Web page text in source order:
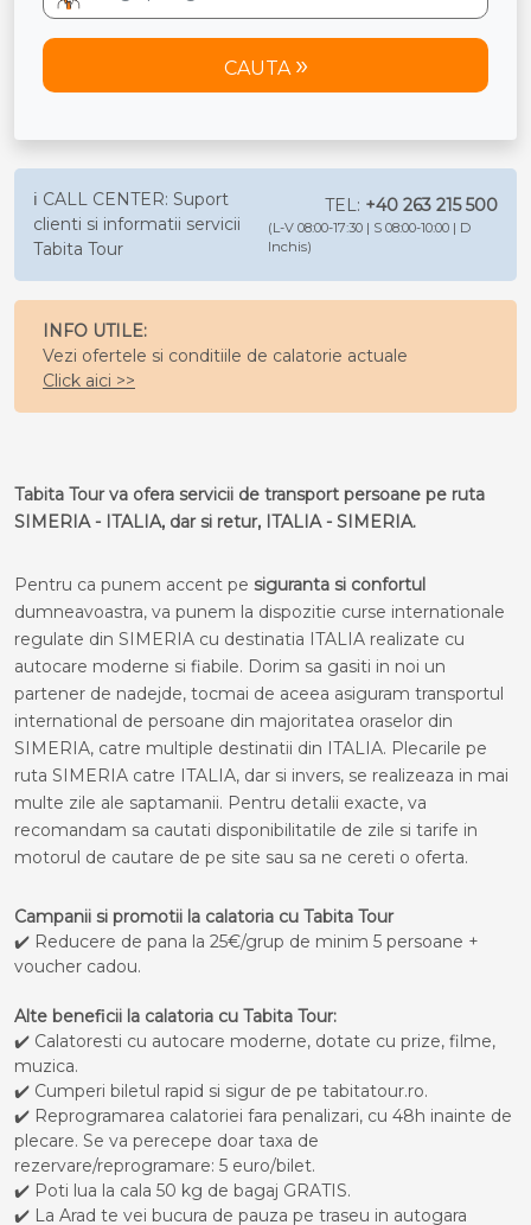
CAUTA
ℹ️ CALL CENTER: Suport
clienti si informatii servicii
Tabita Tour
TEL: +40 263 215 500
(L-V 08:00-17:30 | S 08:00-10:00 | D
Inchis)
INFO UTILE:
Vezi ofertele si conditiile de calatorie actuale
Click aici >>
Tabita Tour va ofera servicii de transport persoane pe ruta
SIMERIA - ITALIA, dar si retur, ITALIA - SIMERIA.
Pentru ca punem accent pe siguranta si confortul
dumneavoastra, va punem la dispozitie curse internationale
regulate din SIMERIA cu destinatia ITALIA realizate cu
autocare moderne si fiabile. Dorim sa gasiti in noi un
partener de nadejde, tocmai de aceea asiguram transportul
international de persoane din majoritatea oraselor din
SIMERIA, catre multiple destinatii din ITALIA. Plecarile pe
ruta SIMERIA catre ITALIA, dar si invers, se realizeaza in mai
multe zile ale saptamanii. Pentru detalii exacte, va
recomandam sa cautati disponibilitatile de zile si tarife in
motorul de cautare de pe site sau sa ne cereti o oferta.
Campanii si promotii la calatoria cu Tabita Tour
✔️ Reducere de pana la 25€/grup de minim 5 persoane +
voucher cadou.
Alte beneficii la calatoria cu Tabita Tour:
✔️ Calatoresti cu autocare moderne, dotate cu prize, filme,
muzica.
✔️ Cumperi biletul rapid si sigur de pe tabitatour.ro.
✔️ Reprogramarea calatoriei fara penalizari, cu 48h inainte de
plecare. Se va perecepe doar taxa de
rezervare/reprogramare: 5 euro/bilet.
✔️ Poti lua la cala 50 kg de bagaj GRATIS.
✔️ La Arad te vei bucura de pauza pe traseu in autogara